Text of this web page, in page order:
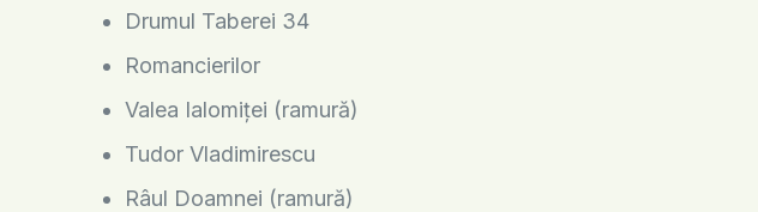
Drumul Taberei 34
Romancierilor
Valea Ialomiței (ramură)
Tudor Vladimirescu
Râul Doamnei (ramură)